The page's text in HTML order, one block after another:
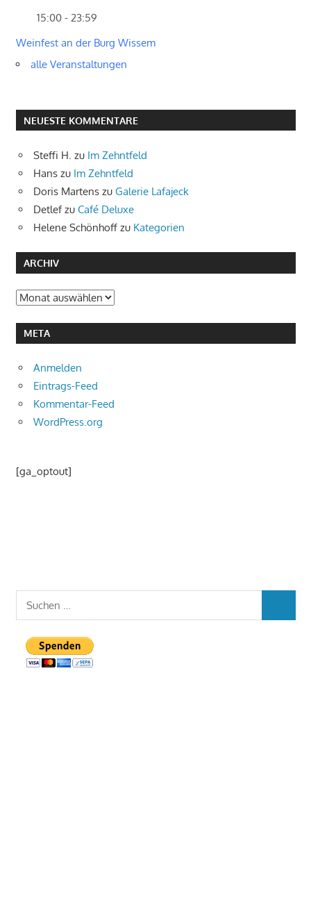
15:00 - 23:59
Weinfest an der Burg Wissem
alle Veranstaltungen
NEUESTE KOMMENTARE
Steffi H. zu Im Zehntfeld
Hans zu Im Zehntfeld
Doris Martens zu Galerie Lafajeck
Detlefzu Café Deluxe
Helene Schönhoff zu Kategorien
ARCHIV
Archiv
META
Anmelden
Eintrags-Feed
Kommentar-Feed
WordPress.org
[ga_optout]
Suchen
nach: